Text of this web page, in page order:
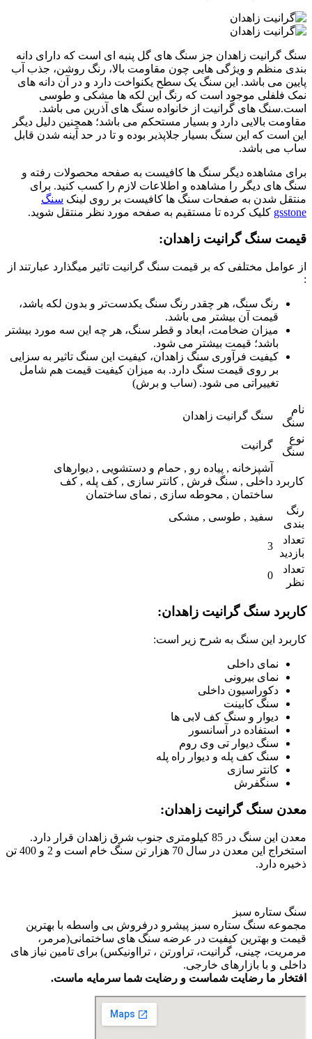
سنگ گرانیت زاهدان جز سنگ های گل پنبه ای است که دارای دانه
بندی منظم و ویژگی هایی چون مقاومت بالا، رنگ روشن، جذب آب
پایین می باشد. این سنگ یک سطح یکنواخت دارد و در آن دانه های
نمک فلفلی موجود است که رنگ این لکه ها مشکی و طوسی
است.سنگ های گرانیت از خانواده سنگ های آذرین می باشد.
مقاومت بالایی دارد و بسیار مستحکم می باشد؛ همچنین دلیل دیگر
این است که این سنگ بسیار جلاپذیر بوده و تا در حد آینه شدن قابل
ساب می باشد.
برای مشاهده دیگر سنگ ها کافیست به صفحه محصولات رفته و
سنگ های دیگر را مشاهده و اطلاعات لازم را کسب کنید. برای
منتقل شدن به صفحات سنگ ها کافیست بر روی لینک سنگ
gsstone کلیک کرده تا مستقیم به صفحه مورد نظر منتقل شوید.
قیمت سنگ گرانیت زاهدان:
از عوامل مختلفی که بر قیمت سنگ گرانیت تاثیر میگذارد عبارتند از
:
رنگ سنگ، هر چقدر رنگ سنگ یکدست‌تر و بدون لکه باشد،
قیمت آن بیشتر می باشد.
میزان ضخامت، ابعاد و قطر سنگ، هر چه این سه مورد بیشتر
باشد؛ قیمت بیشتر می شود.
کیفیت فرآوری سنگ زاهدان، کیفیت این سنگ تاثیر به سزایی
بر روی قیمت سنگ دارد. به میزان کیفیت قیمت هم شامل
تغییراتی می شود. (ساب و برش)
نام
سنگ
سنگ گرانیت زاهدان
نوع
سنگ
گرانیت
کاربرد
آشپزخانه , پیاده رو , حمام و دستشویی , دیوارهای
داخلی , سنگ فرش , کانتر سازی , کف پله , کف
ساختمان , محوطه سازی , نمای ساختمان
رنگ
بندی
سفید , طوسی , مشکی
تعداد
بازدید
3
تعداد
نظر
0
کاربرد سنگ گرانیت زاهدان:
کاربرد این سنگ به شرح زیر است:
نمای داخلی
نمای بیرونی
دکوراسیون داخلی
سنگ کابینت
دیوار و سنگ کف لابی ها
استفاده در آسانسور
سنگ دیوار تی وی روم
سنگ کف پله و دیوار راه پله
کانتر سازی
سنگفرش
معدن سنگ گرانیت زاهدان:
معدن این سنگ در 85 کیلومتری جنوب شرق زاهدان قرار دارد.
استخراج این معدن در سال 70 هزار تن سنگ خام است و 2 و 400 تن
ذخیره دارد.
سنگ ستاره سبز
مجموعه سنگ ستاره سبز پیشرو درفروش بی واسطه با بهترین
قیمت و بهترین کیفیت در عرضه سنگ های ساختمانی(مرمر،
مرمریت، چینی، گرانیت، تراورتن ، ترااونیکس) برای تامین نیاز های
داخلی و با بازارهای خارجی.
افتخار ما رضایت شماست و رضایت شما سرمایه ماست.